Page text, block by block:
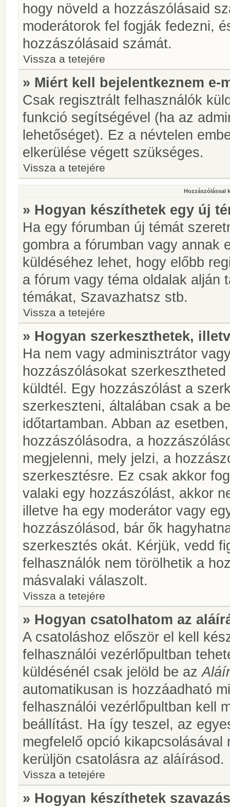
hogy növeld a hozzászólásaid
moderátorok fel fogják fedezni,
hozzászólásaid számát.
Vissza a tetejére
» Miért kell bejelentkeznem e-
Csak regisztrált felhasználók
funkció segítségével (ha az
lehetőséget). Ez a névtelen
elkerülése végett szükséges.
Vissza a tetejére
Hozzászólással
» Hogyan készíthetek egy új
Ha egy fórumban új témát
gombra a fórumban vagy annak
küldéséhez lehet, hogy előbb
a fórum vagy téma oldalak alján
témákat, Szavazhatsz stb.
Vissza a tetejére
» Hogyan szerkeszthetek,
Ha nem vagy adminisztrátor
hozzászólásokat
küldtél. Egy hozzászólást a
szerkeszteni, általában csak a
időtartamban. Abban az
hozzászólásodra, a
megjelenni, mely jelzi, a
szerkesztésre. Ez csak akkor
valaki egy hozzászólást, akkor
illetve ha egy moderátor vagy
hozzászólásod, bár ők
szerkesztés okát. Kérjük, vedd
felhasználók nem törölhetik a
másvalaki válaszolt.
Vissza a tetejére
» Hogyan csatolhatom az
A csatoláshoz először el kell
felhasználói vezérlőpultban
küldésénél csak jelöld be az
automatikusan is hozzáadható
felhasználói vezérlőpultban kell
beállítást. Ha így teszel, az
megfelelő opció
kerüljön csatolásra az aláírásod.
Vissza a tetejére
» Hogyan készíthetek